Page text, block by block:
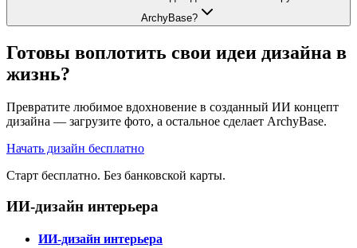
ArchyBase?
Готовы воплотить свои идеи дизайна в
жизнь?
Превратите любимое вдохновение в созданный ИИ концепт
дизайна — загрузите фото, а остальное сделает ArchyBase.
Начать дизайн бесплатно
Старт бесплатно. Без банковской карты.
ИИ-дизайн интерьера
ИИ-дизайн интерьера